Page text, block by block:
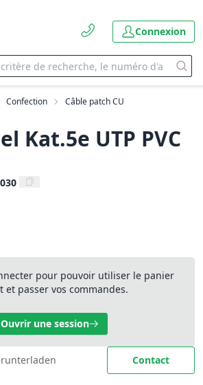
Connexion
Confection Câble patch CU
Kat.5e UTP PVC
pour pouvoir utiliser le panier
et passer vos commandes.
Ouvrir une session
Contact